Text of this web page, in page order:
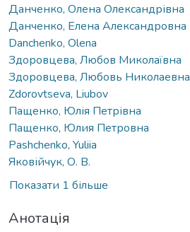
Данченко, Олена Олександрівна
Данченко, Елена Александровна
Danchenko, Olena
Здоровцева, Любов Миколаївна
Здоровцева, Любовь Николаевна
Zdorovtseva, Liubov
Пащенко, Юлія Петрівна
Пащенко, Юлия Петровна
Pashchenko, Yuliia
Яковійчук, О. В.
Показати 1 більше
Анотація